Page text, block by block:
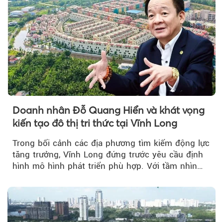
Doanh nhân Đỗ Quang Hiển và khát vọng
kiến tạo đô thị tri thức tại Vĩnh Long
Trong bối cảnh các địa phương tìm kiếm động lực
tăng trưởng, Vĩnh Long đứng trước yêu cầu định
hình mô hình phát triển phù hợp. Với tầm nhìn